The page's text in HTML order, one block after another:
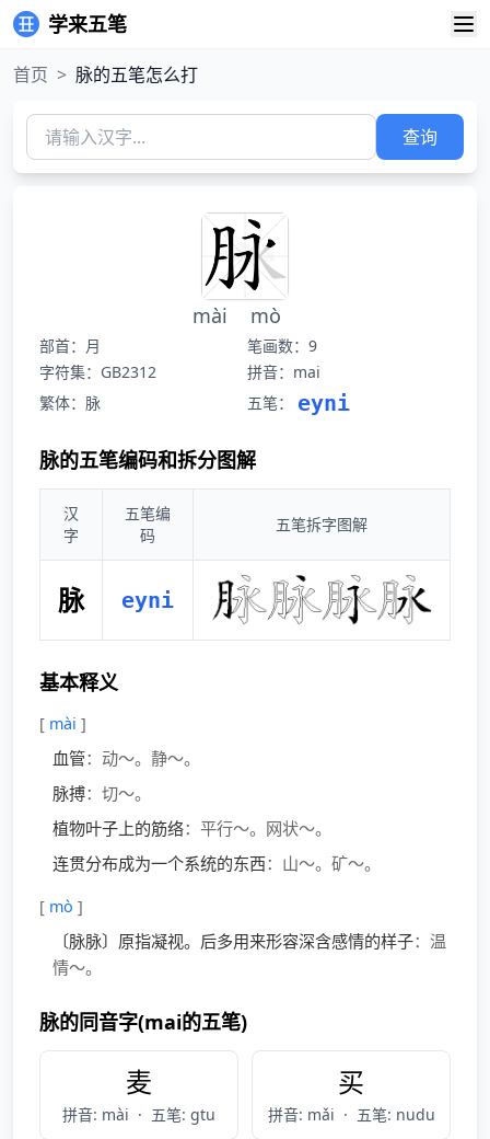
学来五笔
首页 > 脉的五笔怎么打
查询
mài mò
部首：月
笔画数：9
字符集：GB2312
拼音：mai
繁体：脉
五笔： eyni
脉的五笔编码和拆分图解
汉
字
五笔编
码
五笔拆字图解
脉 eyni
基本释义
[ mài ]
血管：动～。静～。
脉搏：切～。
植物叶子上的筋络：平行～。网状～。
连贯分布成为一个系统的东西：山～。矿～。
[ mò ]
〔脉脉〕原指凝视。后多用来形容深含感情的样子：温
情～。
脉的同音字(mai的五笔)
麦
拼音: mài · 五笔: gtu
买
拼音: mǎi · 五笔: nudu